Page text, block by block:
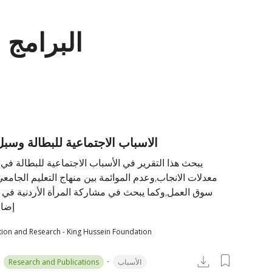
الاسباب الاجتماعية للبطالة
يبحث هذا التقرير في الأسباب الاجتماعية للبطالة
معدلات الانجاب,وعدم الموائمة بين منهاج التعليم
سوق العمل,وكما يبحث في مشاركة المرأة الأردنية
and Research - King Hussein Foundation
Research and Publications الأسباب